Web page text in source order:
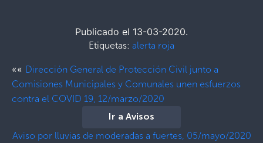
Publicado el 13-03-2020.
Etiquetas: alerta roja
«« Dirección General de Protección Civil junto a
Comisiones Municipales y Comunales unen esfuerzos
contra el COVID 19, 12/marzo/2020
Ir a Avisos
Aviso por lluvias de moderadas a fuertes, 05/mayo/2020